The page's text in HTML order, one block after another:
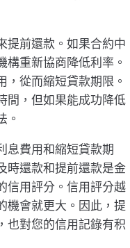
提前還款。如果合約中
構重新協商降低利率。
，從而縮短貸款期限。
間，但如果能成功降低
。
息費用和縮短貸款期
時還款和提前還款是金
信用評分。信用評分越
機會就更大。因此，提
也對您的信用記錄有积